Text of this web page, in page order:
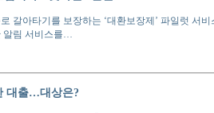
갈아타기를 보장하는 ‘대환보장제’ 파일럿 서
알림 서비스를…
대출…대상은?